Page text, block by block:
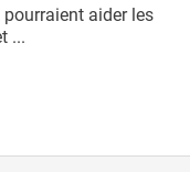
pourraient aider les
...